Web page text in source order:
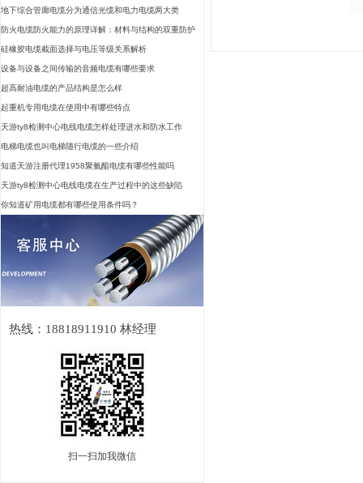
地下综合管廊电缆分为通信光缆和电力电缆两大类
防火电缆防火能力的原理详解：材料与结构的双重防护
硅橡胶电缆截面选择与电压等级关系解析
设备与设备之间传输的音频电缆有哪些要求
超高耐油电缆的产品结构是怎么样
起重机专用电缆在使用中有哪些特点
天游ty8检测中心电线电缆怎样处理进水和防水工作
电梯电缆也叫电梯随行电缆的一些介绍
知道天游注册代理1958聚氨酯电缆有哪些性能吗
天游ty8检测中心电线电缆在生产过程中的这些缺陷
你知道矿用电缆都有哪些使用条件吗？
热线：18818911910 林经理
扫一扫加我微信